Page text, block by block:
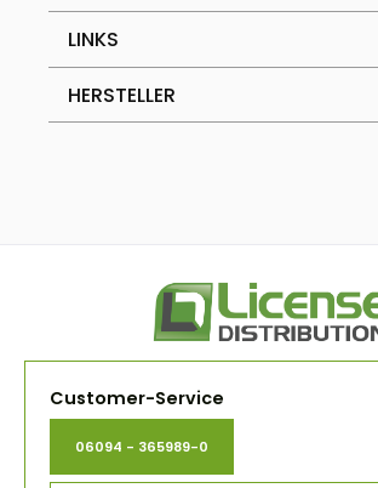
LINKS
HERSTELLER
Customer-Service
06094 - 365989-0